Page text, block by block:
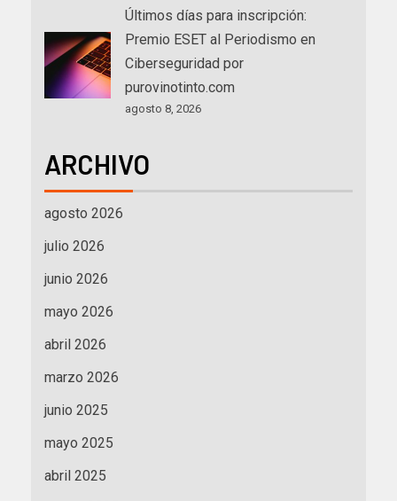
Últimos días para inscripción:
Premio ESET al Periodismo en
Ciberseguridad por
purovinotinto.com
agosto 8, 2026
ARCHIVO
agosto 2026
julio 2026
junio 2026
mayo 2026
abril 2026
marzo 2026
junio 2025
mayo 2025
abril 2025